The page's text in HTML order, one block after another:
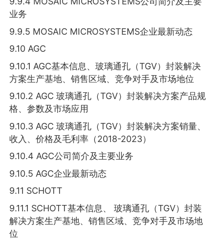
业务
9.9.5 MOSAIC MICROSYSTEMS企业最新动态
9.10 AGC
9.10.1 AGC基本信息、玻璃通孔（TGV）封装解决
方案生产基地、销售区域、竞争对手及市场地位
9.10.2 AGC 玻璃通孔（TGV）封装解决方案产品规
格、参数及市场应用
9.10.3 AGC 玻璃通孔（TGV）封装解决方案销量、
收入、价格及毛利率（2018-2023）
9.10.4 AGC公司简介及主要业务
9.10.5 AGC企业最新动态
9.11 SCHOTT
9.11.1 SCHOTT基本信息、 玻璃通孔（TGV）封装
解决方案生产基地、销售区域、竞争对手及市场地
位